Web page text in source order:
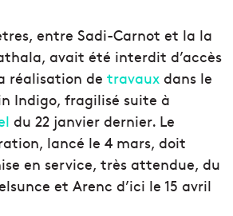
entre Sadi-Carnot et la la
avait été interdit d’accès
réalisation de travaux dans le
Indigo, fragilisé suite à
du 22 janvier dernier. Le
lancé le 4 mars, doit
en service, très attendue, du
et Arenc d’ici le 15 avril